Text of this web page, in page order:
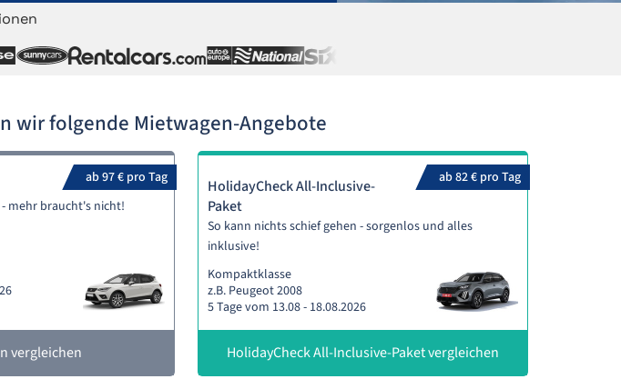
wir folgende Mietwagen-Angebote
ab 97 € pro Tag
mehr braucht's nicht!
vergleichen
ab 82 € pro Tag
HolidayCheck All-Inclusive-
Paket
So kann nichts schief gehen - sorgenlos und alles
inklusive!
Kompaktklasse
z.B. Peugeot 2008
5 Tage vom 13.08 - 18.08.2026
HolidayCheck All-Inclusive-Paket vergleichen